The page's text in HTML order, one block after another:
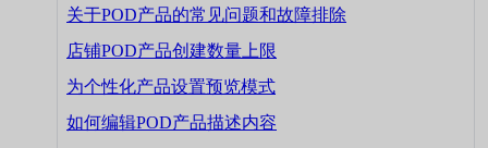
关于POD产品的常见问题和故障排除
店铺POD产品创建数量上限
为个性化产品设置预览模式
如何编辑POD产品描述内容